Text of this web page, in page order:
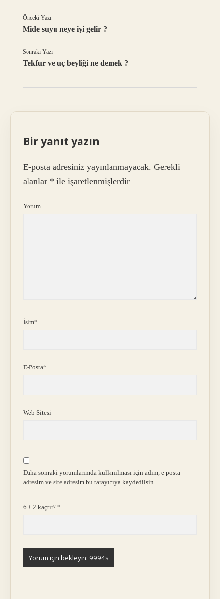
Önceki Yazı
Mide suyu neye iyi gelir ?
Sonraki Yazı
Tekfur ve uç beyliği ne demek ?
Bir yanıt yazın
E-posta adresiniz yayınlanmayacak. Gerekli
alanlar * ile işaretlenmişlerdir
Yorum
İsim*
E-Posta*
Web Sitesi
Daha sonraki yorumlarımda kullanılması için adım, e-posta
adresim ve site adresim bu tarayıcıya kaydedilsin.
6 + 2 kaçtır?*